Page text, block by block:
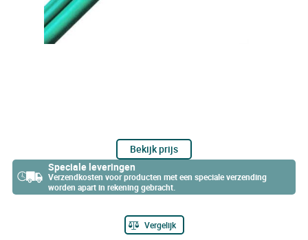
Bekijk prijs
Speciale leveringen
Verzendkosten voor producten met een speciale verzending
worden apart in rekening gebracht.
Vergelijk